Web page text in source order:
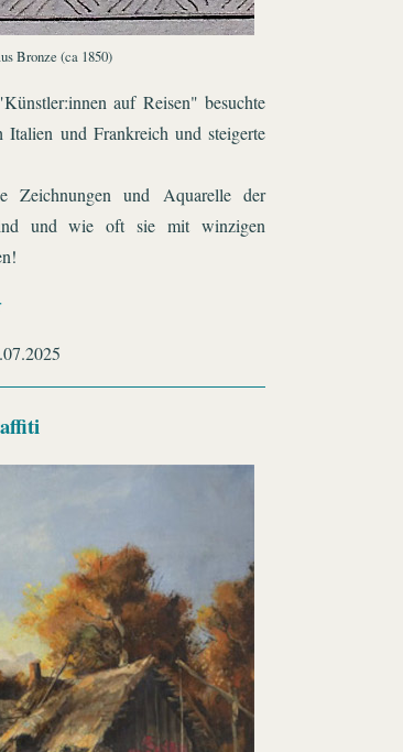
Bronze (ca 1850)
auf Reisen" besuchte
und Frankreich und steigerte
Zeichnungen und Aquarelle der
und wie oft sie mit winzigen